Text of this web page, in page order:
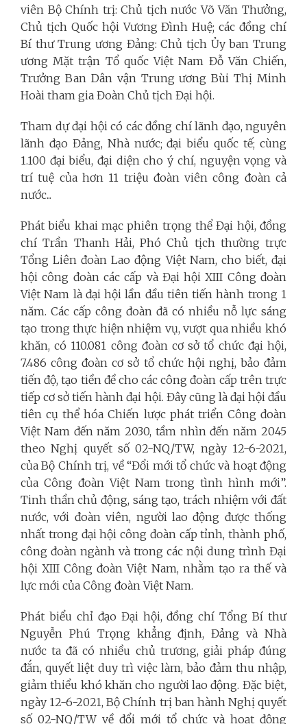
viên Bộ Chính trị: Chủ tịch nước Võ Văn Thưởng,
Chủ tịch Quốc hội Vương Đình Huệ; các đồng chí
Bí thư Trung ương Đảng: Chủ tịch Ủy ban Trung
ương Mặt trận Tổ quốc Việt Nam Đỗ Văn Chiến,
Trưởng Ban Dân vận Trung ương Bùi Thị Minh
Hoài tham gia Đoàn Chủ tịch Đại hội.
Tham dự đại hội có các đồng chí lãnh đạo, nguyên
lãnh đạo Đảng, Nhà nước; đại biểu quốc tế; cùng
1.100 đại biểu, đại diện cho ý chí, nguyện vọng và
trí tuệ của hơn 11 triệu đoàn viên công đoàn cả
nước...
Phát biểu khai mạc phiên trọng thể Đại hội, đồng
chí Trần Thanh Hải, Phó Chủ tịch thường trực
Tổng Liên đoàn Lao động Việt Nam, cho biết, đại
hội công đoàn các cấp và Đại hội XIII Công đoàn
Việt Nam là đại hội lần đầu tiên tiến hành trong 1
năm. Các cấp công đoàn đã có nhiều nỗ lực sáng
tạo trong thực hiện nhiệm vụ, vượt qua nhiều khó
khăn, có 110.081 công đoàn cơ sở tổ chức đại hội,
7.486 công đoàn cơ sở tổ chức hội nghị, bảo đảm
tiến độ, tạo tiền đề cho các công đoàn cấp trên trực
tiếp cơ sở tiến hành đại hội. Đây cũng là đại hội đầu
tiên cụ thể hóa Chiến lược phát triển Công đoàn
Việt Nam đến năm 2030, tầm nhìn đến năm 2045
theo Nghị quyết số 02-NQ/TW, ngày 12-6-2021,
của Bộ Chính trị, về “Đổi mới tổ chức và hoạt động
của Công đoàn Việt Nam trong tình hình mới”.
Tinh thần chủ động, sáng tạo, trách nhiệm với đất
nước, với đoàn viên, người lao động được thống
nhất trong đại hội công đoàn cấp tỉnh, thành phố,
công đoàn ngành và trong các nội dung trình Đại
hội XIII Công đoàn Việt Nam, nhằm tạo ra thế và
lực mới của Công đoàn Việt Nam.
Phát biểu chỉ đạo Đại hội, đồng chí Tổng Bí thư
Nguyễn Phú Trọng khẳng định, Đảng và Nhà
nước ta đã có nhiều chủ trương, giải pháp đúng
đắn, quyết liệt duy trì việc làm, bảo đảm thu nhập,
giảm thiểu khó khăn cho người lao động. Đặc biệt,
ngày 12-6-2021, Bộ Chính trị ban hành Nghị quyết
số 02-NQ/TW về đổi mới tổ chức và hoạt động